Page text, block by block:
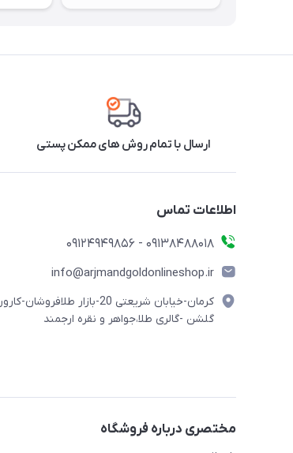
ارسال با تمام روش های ممکن پستی
اطلاعات تماس
09138488018 - 09124949856
info@arjmandgoldonlineshop.ir
کرمان-خیابان شریعتی 20-بازار
گلشن -گالری طلا،جواهر و نقره ارجمند
مختصری درباره فروشگاه